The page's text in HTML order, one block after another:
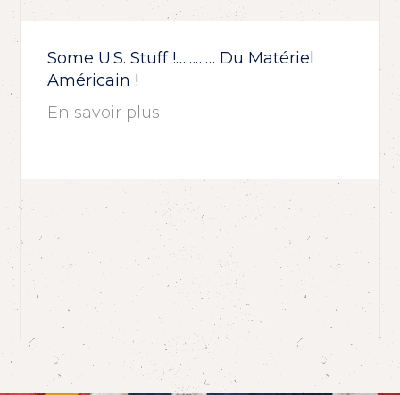
Some U.S. Stuff !………… Du Matériel
Américain !
En savoir plus